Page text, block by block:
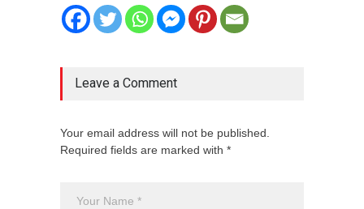
Leave a Comment
Your email address will not be published.
Required fields are marked with *